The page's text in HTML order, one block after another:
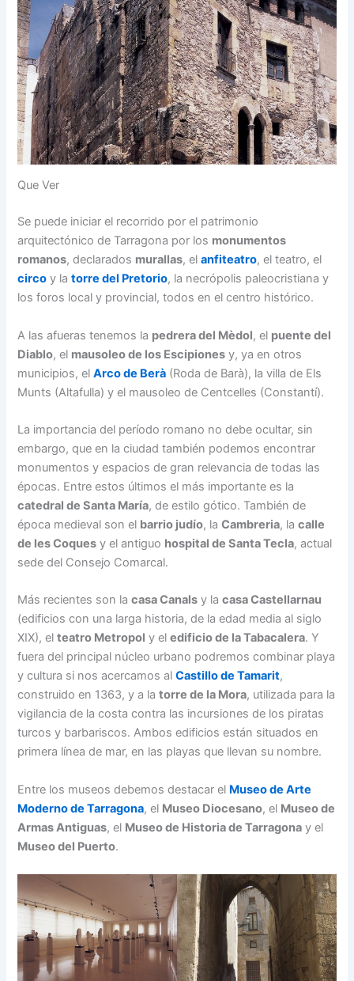
Que Ver
Se puede iniciar el recorrido por el patrimonio
arquitectónico de Tarragona por los monumentos
romanos, declarados murallas, elanfiteatro, el teatro, el
circo y latorre del Pretorio, la necrópolis paleocristiana y
los foros local y provincial, todos en el centro histórico.
A las afueras tenemos la pedrera del Mèdol, el puente del
Diablo, el mausoleo de los Escipiones y, ya en otros
municipios, elArco de Berà (Roda de Barà), la villa de Els
Munts (Altafulla) y el mausoleo de Centcelles (Constantí).
La importancia del período romano no debe ocultar, sin
embargo, que en la ciudad también podemos encontrar
monumentos y espacios de gran relevancia de todas las
épocas. Entre estos últimos el más importante es la
catedral de Santa María, de estilo gótico. También de
época medieval son el barrio judío, laCambreria, lacalle
de les Coques y el antiguo hospital de Santa Tecla, actual
sede del Consejo Comarcal.
Más recientes son lacasa Canals y lacasa Castellarnau
(edificios con una larga historia, de la edad media al siglo
XIX), elteatro Metropol y eledificio de la Tabacalera. Y
fuera del principal núcleo urbano podremos combinar playa
y cultura si nos acercamos alCastillo de Tamarit,
construido en 1363, y a latorre de la Mora, utilizada para la
vigilancia de la costa contra las incursiones de los piratas
turcos y barbariscos. Ambos edificios están situados en
primera línea de mar, en las playas que llevan su nombre.
Entre los museos debemos destacar el Museo de Arte
Moderno de Tarragona, el Museo Diocesano, el Museo de
Armas Antiguas, el Museo de Historia de Tarragona y el
Museo del Puerto.